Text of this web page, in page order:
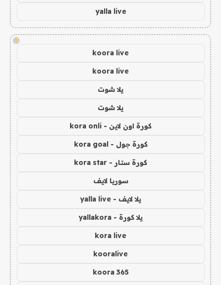
yalla live
!
koora live
koora live
يلا شوت
يلا شوت
كورة اون لاين - kora onli
كورة جول - kora goal
كورة ستار - kora star
سوريا لايف
يلا لايف - yalla live
يلا كورة - yallakora
kora live
kooralive
koora 365